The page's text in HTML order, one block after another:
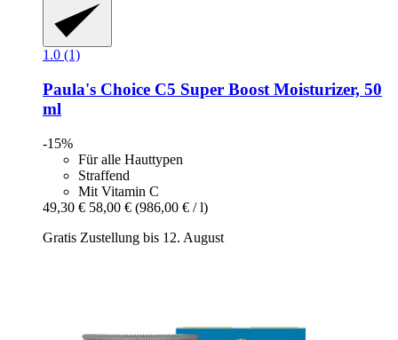
1.0 (1)
Paula's Choice C5 Super Boost Moisturizer, 50
ml
-15%
Für alle Hauttypen
Straffend
Mit Vitamin C
49,30 € 58,00 € (986,00 € / l)
Gratis Zustellung bis 12. August